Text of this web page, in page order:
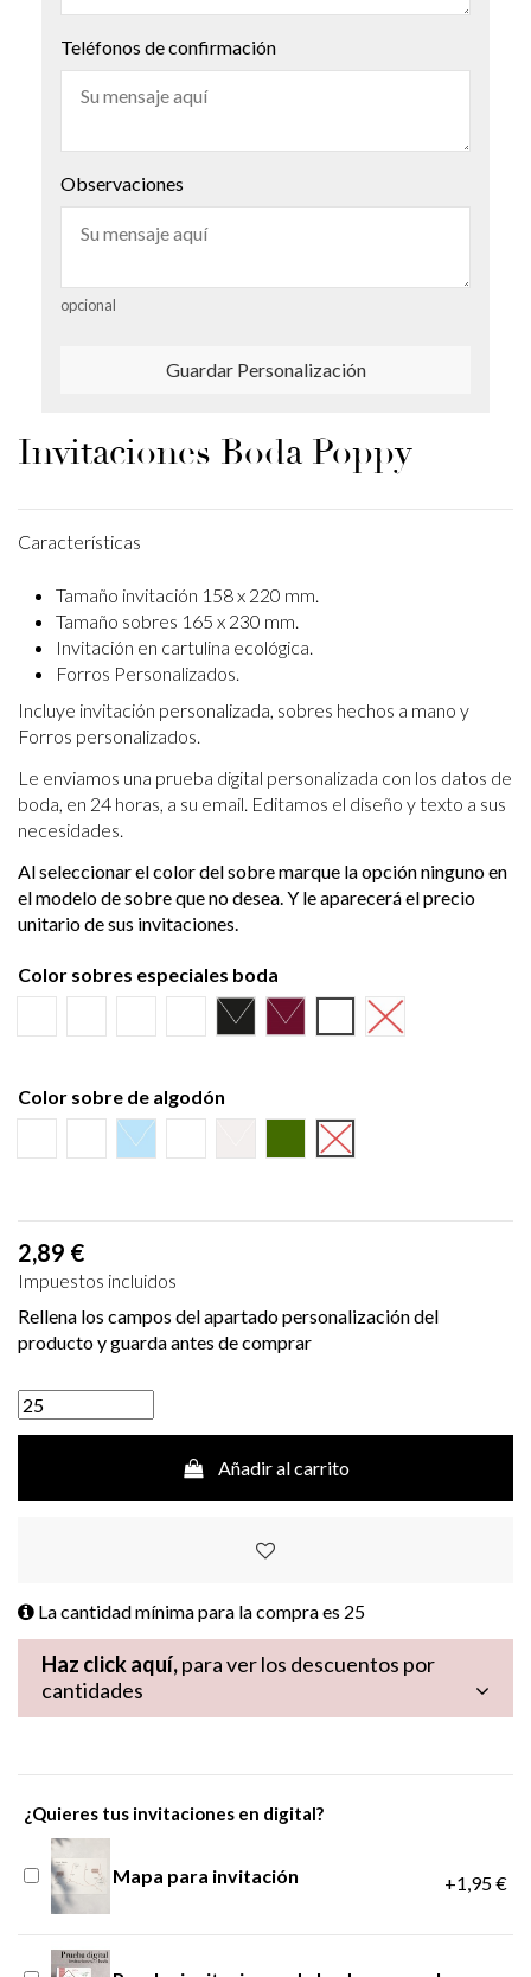
Teléfonos de confirmación
Observaciones
opcional
Guardar Personalización
Invitaciones Boda Poppy
Características
Tamaño invitación 158 x 220 mm.
Tamaño sobres 165 x 230 mm.
Invitación en cartulina ecológica.
Forros Personalizados.
Incluye invitación personalizada, sobres hechos a mano y
Forros personalizados.
Le enviamos una prueba digital personalizada con los datos de
boda, en 24 horas, a su email. Editamos el diseño y texto a sus
necesidades.
Al seleccionar el color del sobre marque la opción ninguno en
el modelo de sobre que no desea. Y le aparecerá el precio
unitario de sus invitaciones.
Color sobres especiales boda
Azul MarinoTextura Kraft
Negro BurdeosVerde OlivoNINGUNO
Color sobre de algodón
MarinoAzul Sobre VerdeNINGUNO
2,89 €
Impuestos incluidos
Rellena los campos del apartado personalización del
producto y guarda antes de comprar
Añadir al carrito
La cantidad mínima para la compra es 25
Haz click aquí,para ver los descuentos por
cantidades
¿Quieres tus invitaciones en digital?
Mapa para invitación +1,95 €